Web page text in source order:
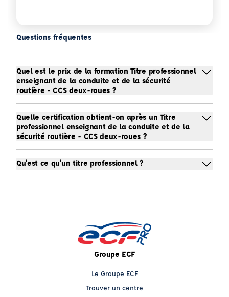
Questions fréquentes
Quel est le prix de la formation Titre professionnel
enseignant de la conduite et de la sécurité
routière - CCS deux-roues ?
Quelle certification obtient-on après un Titre
professionnel enseignant de la conduite et de la
sécurité routière - CCS deux-roues ?
Qu'est ce qu'un titre professionnel ?
Groupe ECF
Le Groupe ECF
Trouver un centre